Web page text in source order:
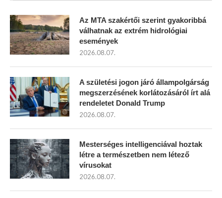
Az MTA szakértői szerint gyakoribbá
válhatnak az extrém hidrológiai
események
2026.08.07.
A születési jogon járó állampolgárság
megszerzésének korlátozásáról írt alá
rendeletet Donald Trump
2026.08.07.
Mesterséges intelligenciával hoztak
létre a természetben nem létező
vírusokat
2026.08.07.